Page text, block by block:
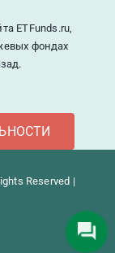
ETFunds.ru,
фондах
Reserved |